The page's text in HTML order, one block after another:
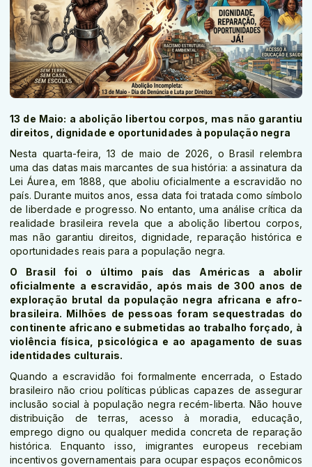
13 de Maio: a abolição libertou corpos, mas não garantiu
direitos, dignidade e oportunidades à população negra
Nesta quarta-feira, 13 de maio de 2026, o Brasil relembra
uma das datas mais marcantes de sua história: a assinatura da
Lei Áurea, em 1888, que aboliu oficialmente a escravidão no
país. Durante muitos anos, essa data foi tratada como símbolo
de liberdade e progresso. No entanto, uma análise crítica da
realidade brasileira revela que a abolição libertou corpos,
mas não garantiu direitos, dignidade, reparação histórica e
oportunidades reais para a população negra.
O Brasil foi o último país das Américas a abolir
oficialmente a escravidão, após mais de 300 anos de
exploração brutal da população negra africana e afro-
brasileira. Milhões de pessoas foram sequestradas do
continente africano e submetidas ao trabalho forçado, à
violência física, psicológica e ao apagamento de suas
identidades culturais.
Quando a escravidão foi formalmente encerrada, o Estado
brasileiro não criou políticas públicas capazes de assegurar
inclusão social à população negra recém-liberta. Não houve
distribuição de terras, acesso à moradia, educação,
emprego digno ou qualquer medida concreta de reparação
histórica. Enquanto isso, imigrantes europeus recebiam
incentivos governamentais para ocupar espaços econômicos